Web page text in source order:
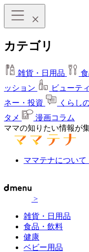
カテゴリ
雑貨・日用品
ッション
ビューティ
ネー・投資
くらし
タメ
漫画コラム
ママの知りたい情報が
ママテナについて
>
雑貨・日用品
食品・飲料
健康
ベビー用品